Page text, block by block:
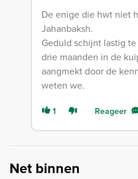
De enige die hwt niet
Jahanbaksh.
Geduld schijnt lastig
drie maanden in de
aangmekt door de
weten we.
1 Reageer
Net binnen